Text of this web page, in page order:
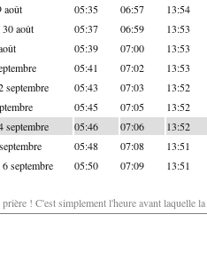
août 05:35 06:57 13:54
août 05:37 06:59 13:53
05:39 07:00 13:53
05:41 07:02 13:53
septembre 05:43 07:03 13:52
05:45 07:05 13:52
septembre 05:46 07:06 13:52
05:48 07:08 13:51
septembre 05:50 07:09 13:51
! C'est simplement l'heure avant laquelle